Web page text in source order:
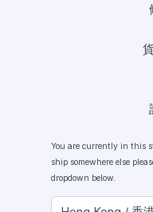
You are currently in this
ship somewhere else
dropdown below.